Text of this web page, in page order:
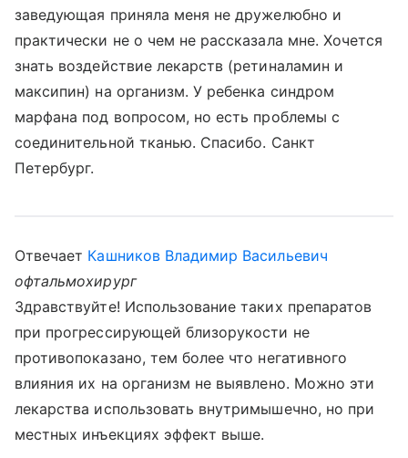
заведующая приняла меня не дружелюбно и
практически не о чем не рассказала мне. Хочется
знать воздействие лекарств (ретиналамин и
максипин) на организм. У ребенка синдром
марфана под вопросом, но есть проблемы с
соединительной тканью. Спасибо. Санкт
Петербург.
Отвечает Кашников Владимир Васильевич
офтальмохирург
Здравствуйте! Использование таких препаратов
при прогрессирующей близорукости не
противопоказано, тем более что негативного
влияния их на организм не выявлено. Можно эти
лекарства использовать внутримышечно, но при
местных инъекциях эффект выше.